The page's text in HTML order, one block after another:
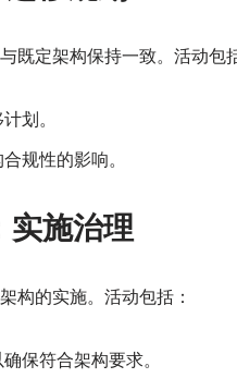
既定架构保持一致。活动包
划。
规性的影响。
实施治理
构的实施。活动包括：
保符合架构要求。